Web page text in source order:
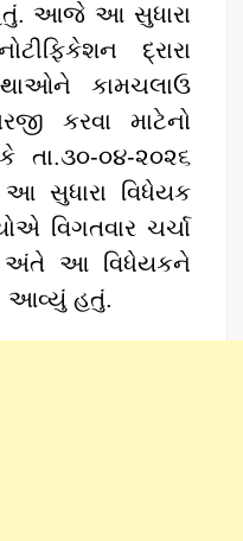
આજે આ સુધારા
દ્રારા
કામચલાઉ
કરવા માટેનો
૦૪-૨૦૨૬
સુધારા વિધેયક
વિગતવાર ચર્ચા
અંતે આ વિધેયકને
આવ્યું હતું.